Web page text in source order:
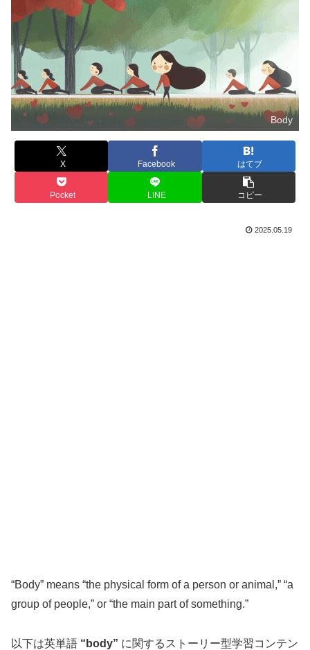
Body
X Facebook はてブ
Pocket LINE コピー
2025.05.19
“Body” means “the physical form of a person or animal,” “a
group of people,” or “the main part of something.”
以下は英単語 “body” に関するストーリー型学習コンテン